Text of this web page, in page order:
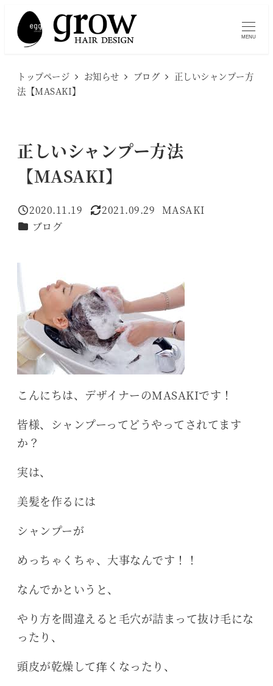
MENU
トップページ お知らせ ブログ
正しいシャンプー方
法【MASAKI】
正しいシャンプー方法
【MASAKI】
投稿日
2020.11.19
更新日
2021.09.29
著
MASAKI
カテゴリー
ブログ
こんにちは、デザイナーのMASAKIです！
皆様、シャンプーってどうやってされてます
か？
実は、
美髪を作るには
シャンプーが
めっちゃくちゃ、大事なんです！！
なんでかというと、
やり方を間違えると毛穴が詰まって抜け毛にな
ったり、
頭皮が乾燥して痒くなったり、